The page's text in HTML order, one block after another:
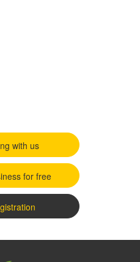
with us
for free